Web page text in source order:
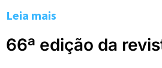
Leia mais
66ª edição da